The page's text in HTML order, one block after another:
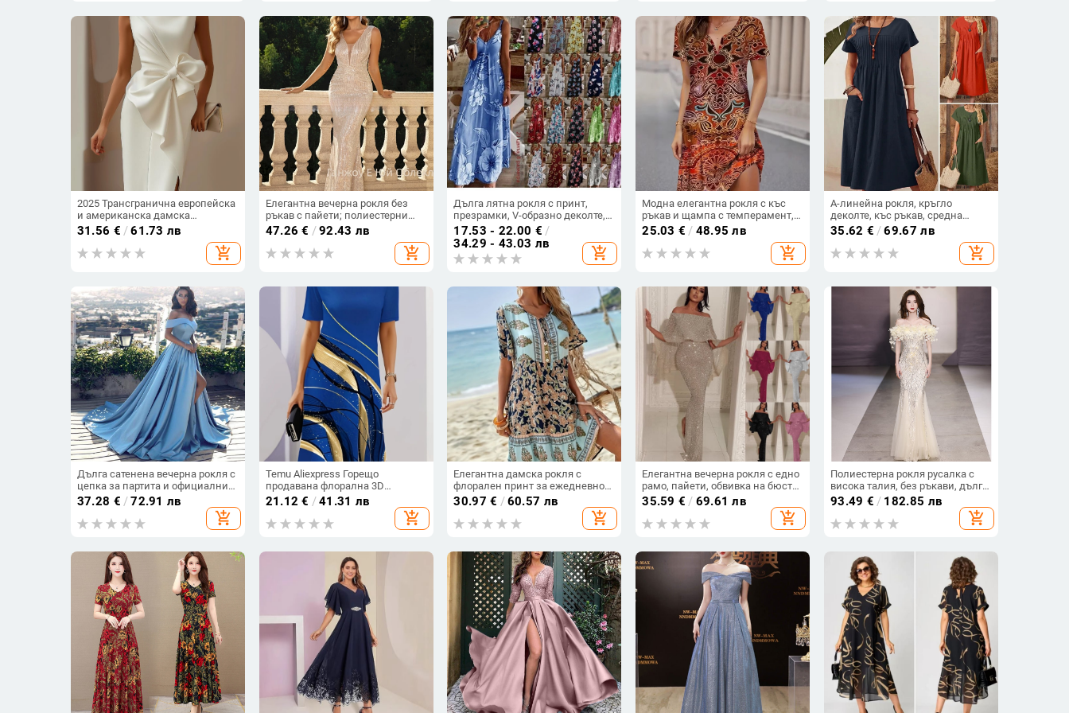
2025 Трансгранична европейска
и американска дамска
независима рокля с панделка,
декоративна рокля, рокля, къса
пола, жилетки
31.56 € /61.73 лв
add_shopping_cart
Елегантна вечерна рокля без
ръкав с пайети; полиестерни
влакна; спандекс до 30%;
дълбоко V-образно деколте.
47.26 € /92.43 лв
add_shopping_cart
Дълга лятна рокля с принт,
презрамки, V-образно деколте,
А-линия, без ръкав, талия
средна; материя памук-смес и
полиестер
17.53 - 22.00 € /
34.29 - 43.03 лв
add_shopping_cart
Модна елегантна рокля с къс
ръкав и щампа с темперамент,
дамска нова рокля с къс ръкав,
пролет/лято 2025
25.03 € / 48.95 лв
add_shopping_cart
A-линейна рокля, кръгло
деколте, къс ръкав, средна
дължина, китайски стил
литературно ретро
35.62 € /69.67 лв
add_shopping_cart
Дълга сатенена вечерна рокля с
цепка за партита и официални
събития
37.28 € /72.91 лв
add_shopping_cart
Temu Aliexpress Горещо
продавана флорална 3D
дигитален печат модна
ежедневна широка дамска
рокля с кръгло деколте
21.12 € /41.31 лв
add_shopping_cart
Елегантна дамска рокля с
флорален принт за ежедневно
пътуване до работа, европейска
и американска, трансгранична,
Amazon, 2025 г.
30.97 € /60.57 лв
add_shopping_cart
Елегантна вечерна рокля с едно
рамо, пайети, обвивка на бюста,
дълга молив рокля с висока
талия
35.59 € / 69.61 лв
add_shopping_cart
Полиестерна рокля русалка с
висока талия, без ръкави, дълга
пола
93.49 € / 182.85 лв
add_shopping_cart